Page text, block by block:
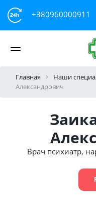
+380960000911
Главная Наши
Александрович
Врач психиатр,